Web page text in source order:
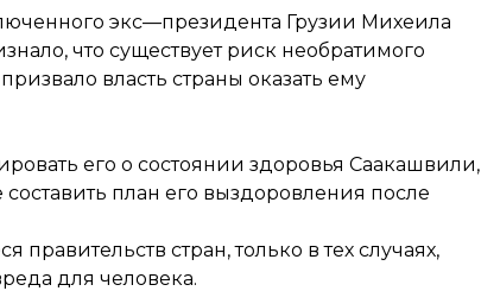
экс—президента Грузии Михеила
что существует риск необратимого
власть страны оказать ему
его о состоянии здоровья Саакашвили,
план его выздоровления после
стран, только в тех случаях,
для человека.